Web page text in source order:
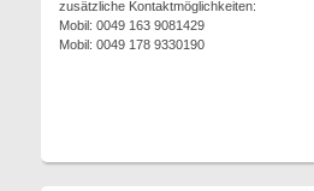
zusätzliche Kontaktmöglichkeiten:
Mobil: 0049 163 9081429
Mobil: 0049 178 9330190